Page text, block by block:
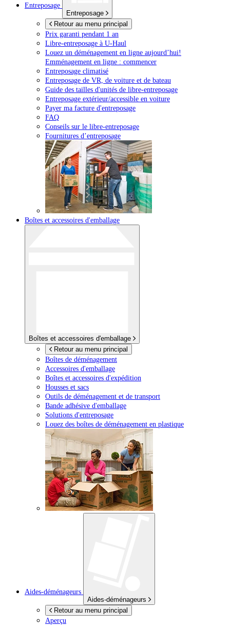
Entreposage
Entreposage
Retour au menu principal
Prix garanti pendant 1 an
Libre-entreposage à U-Haul
Louez un déménagement en ligne aujourd’hui!
Emménagement en ligne : commencer
Entreposage climatisé
Entreposage de VR, de voiture et de bateau
Guide des tailles d'unités de libre-entreposage
Entreposage extérieur/accessible en voiture
Payer ma facture d'entreposage
FAQ
Conseils sur le libre-entreposage
Fournitures d’entreposage
Boîtes et accessoires d'emballage
Boîtes et accessoires d'emballage
Retour au menu principal
Boîtes de déménagement
Accessoires d'emballage
Boîtes et accessoires d'expédition
Housses et sacs
Outils de déménagement et de transport
Bande adhésive d'emballage
Solutions d'entreposage
Louez des boîtes de déménagement en plastique
Aides-déménageurs
Aides-déménageurs
Retour au menu principal
Aperçu